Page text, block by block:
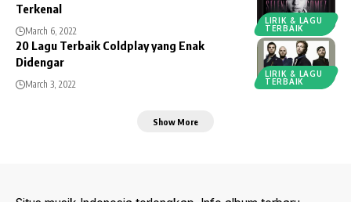
LIRIK & LAGU
TERBAIK
Terkenal
March 6, 2022
LIRIK & LAGU
TERBAIK
20 Lagu Terbaik Coldplay yang Enak
Didengar
March 3, 2022
Show More